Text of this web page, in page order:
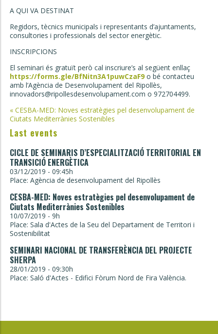
A QUI VA DESTINAT
Regidors, tècnics municipals i representants d’ajuntaments,
consultories i professionals del sector energètic.
INSCRIPCIONS
El seminari és gratuït però cal inscriure’s al següent enllaç
https://forms.gle/BfNitn3A1puwCzaF9 o bé contacteu
amb l’Agència de Desenvolupament del Ripollès,
innovadors@ripollesdesenvolupament.com o 972704499.
Post
navigation
« CESBA-MED: Noves estratègies pel desenvolupament de
Ciutats Mediterrànies Sostenibles
Last events
CICLE DE SEMINARIS D’ESPECIALITZACIÓ TERRITORIAL EN
TRANSICIÓ ENERGÈTICA
03/12/2019 - 09:45h
Place: Agència de desenvolupament del Ripollès
CESBA-MED: Noves estratègies pel desenvolupament de
Ciutats Mediterrànies Sostenibles
10/07/2019 - 9h
Place: Sala d'Actes de la Seu del Departament de Territori i
Sostenibilitat
SEMINARI NACIONAL DE TRANSFERÈNCIA DEL PROJECTE
SHERPA
28/01/2019 - 09:30h
Place: Saló d'Actes - Edifici Fòrum Nord de Fira València.